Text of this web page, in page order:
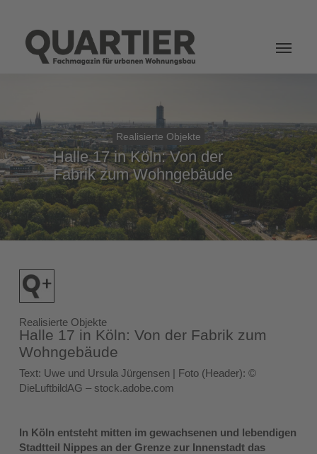
Realisierte Objekte
Halle 17 in Köln: Von der
Fabrik zum Wohngebäude
Realisierte Objekte
Halle 17 in Köln: Von der Fabrik zum
Wohngebäude
Text: Uwe und Ursula Jürgensen | Foto (Header): ©
DieLuftbildAG – stock.adobe.com
In Köln entsteht mitten im gewachsenen und lebendigen
Stadtteil Nippes an der Grenze zur Innenstadt das